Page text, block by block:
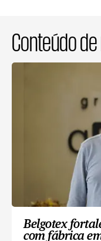
Conteúdo
Belgotex
com fábrica